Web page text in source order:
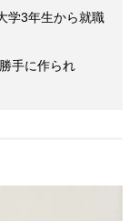
学3年生から就職
手に作られ